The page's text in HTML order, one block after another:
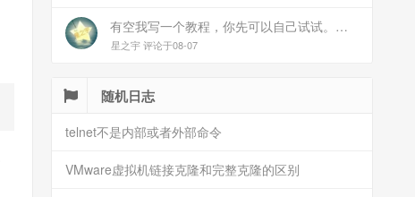
有空我写一个教程，你先可以自己试试。目前来说ipv6应该没问题的。
星之宇 评论于08-07
随机日志
telnet不是内部或者外部命令
VMware虚拟机链接克隆和完整克隆的区别